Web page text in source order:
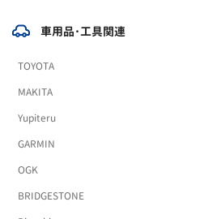
車用品･工具関連
TOYOTA
MAKITA
Yupiteru
GARMIN
OGK
BRIDGESTONE